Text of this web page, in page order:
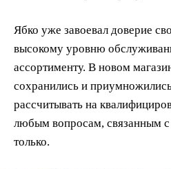
Ябко уже завоевал доверие
высокому уровню
ассортименту. В новом
сохранились и
рассчитывать на
любым вопросам, связанным с
только.